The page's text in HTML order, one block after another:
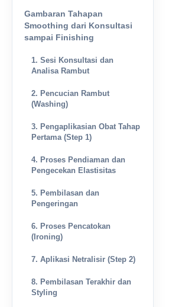
Gambaran Tahapan
Smoothing dari Konsultasi
sampai Finishing
1. Sesi Konsultasi dan
Analisa Rambut
2. Pencucian Rambut
(Washing)
3. Pengaplikasian Obat Tahap
Pertama (Step 1)
4. Proses Pendiaman dan
Pengecekan Elastisitas
5. Pembilasan dan
Pengeringan
6. Proses Pencatokan
(Ironing)
7. Aplikasi Netralisir (Step 2)
8. Pembilasan Terakhir dan
Styling